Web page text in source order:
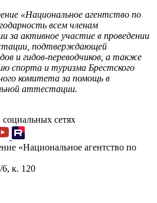
«Национальное агентство по
всем членам
за активное участие в проведении
подтверждающей
и гидов-переводчиков, а также
спорта и туризма Брестского
комитета за помощь в
аттестации.
сетях
«Национальное агентство по
к. 120